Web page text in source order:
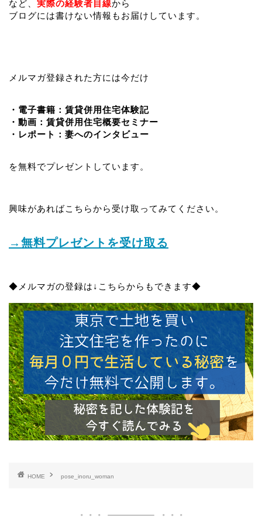
など、 実際の経験者目線から
ブログには書けない情報もお届けしています。
メルマガ登録された方には今だけ
・電子書籍：賃貸併用住宅体験記
・動画：賃貸併用住宅概要セミナー
・レポート：妻へのインタビュー
を無料でプレゼントしています。
興味があればこちらから受け取ってみてください。
→無料プレゼントを受け取る
◆メルマガの登録は↓こちらからもできます◆
HOME pose_inoru_woman